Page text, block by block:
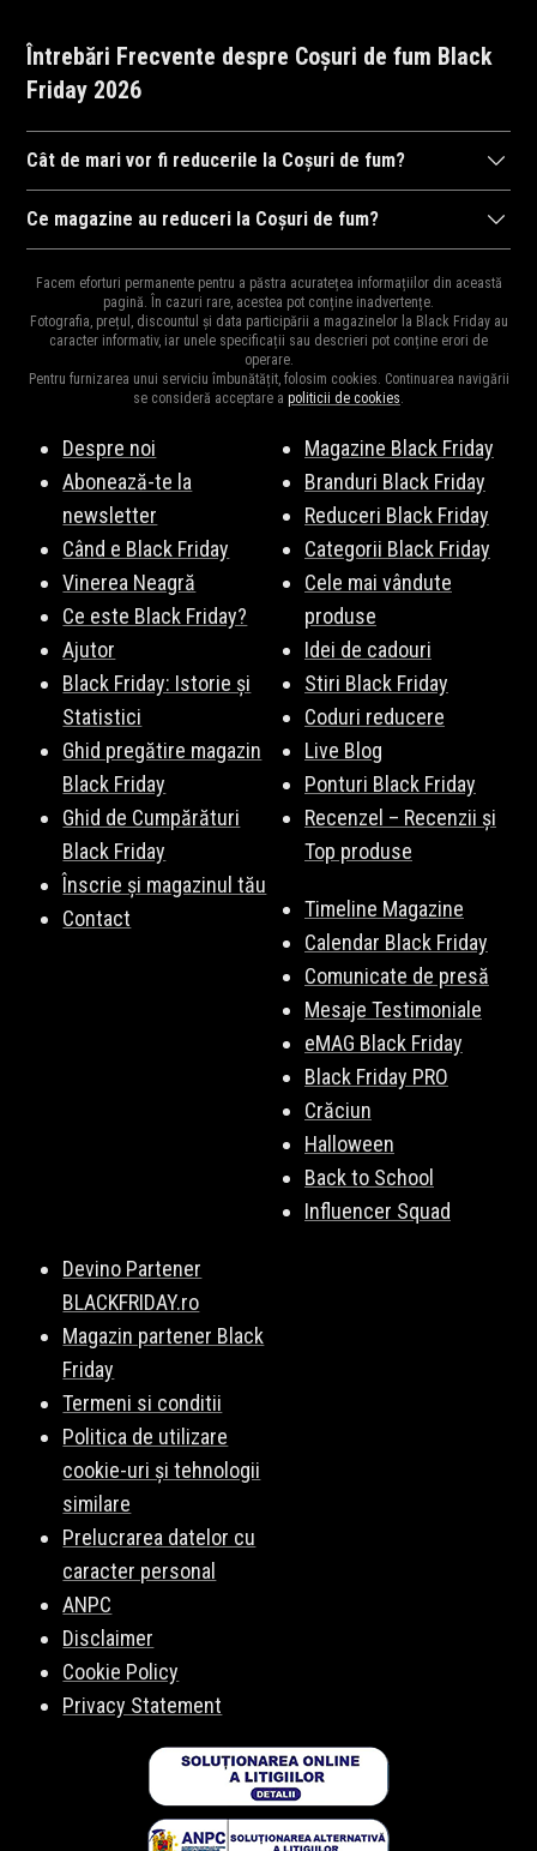
Întrebări Frecvente despre Coșuri de fum Black
Friday 2026
Cât de mari vor fi reducerile la Coșuri de fum?
După cum ne-am obișnuit în anii trecuți,
magazinele
pot ajunge și la 95% și cu siguranță vor fi cele mai mari reduceri
din an și e perioada ideală pentru a cumpăra cadourile de
Craciun,Moș Nicolae sau zile de nașterepentru cei dragi.
Ce magazine au reduceri la Coșuri de fum?
pentru destocaj, de aceea și oferta bogată în reduceri.
Principalele magazine cu reduceri la Coșuri de fum sunt:
MatHaus by Arabesque
Micul Meseriaș ,SCANDIshop,Joom, și multe altele.
Facem eforturi permanente pentru a păstra acuratețea informațiilor din această
pagină. În cazuri rare, acestea pot conține inadvertențe.
Fotografia, prețul, discountul și data participării a magazinelor la Black Friday au
caracter informativ, iar unele specificații sau descrieri pot conține erori de
operare.
Pentru furnizarea unui serviciu îmbunătățit, folosim cookies. Continuarea navigării
se consideră acceptare a politicii de cookies.
Despre noi
Abonează-te la
newsletter
Când e Black Friday
Vinerea Neagră
Ce este Black Friday?
Ajutor
Black Friday: Istorie și
Statistici
Ghid pregătire magazin
Black Friday
Ghid de Cumpărături
Black Friday
Înscrie și magazinul tău
Contact
Magazine Black Friday
Branduri Black Friday
Reduceri Black Friday
Categorii Black Friday
Cele mai vândute
produse
Idei de cadouri
Stiri Black Friday
Coduri reducere
Live Blog
Ponturi Black Friday
Recenzel – Recenzii și
Top produse
Timeline Magazine
Calendar Black Friday
Comunicate de presă
Mesaje Testimoniale
eMAG Black Friday
Black Friday PRO
Crăciun
Halloween
Back to School
Influencer Squad
Devino Partener
BLACKFRIDAY.ro
Magazin partener Black
Friday
Termeni si conditii
Politica de utilizare
cookie-uri și tehnologii
similare
Prelucrarea datelor cu
caracter personal
ANPC
Disclaimer
Cookie Policy
Privacy Statement